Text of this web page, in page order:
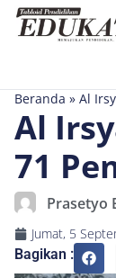
Beranda » Al
Al
71
Prasetyo
Jumat, 5
Bagikan :